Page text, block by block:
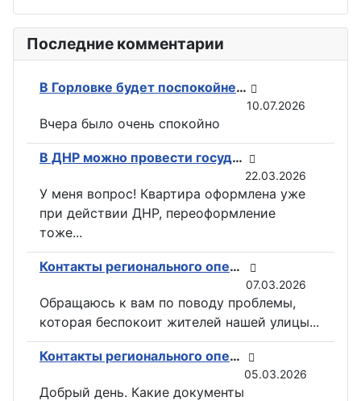
Последние комментарии
В Горловке будет поспокойней: ВС РФ возвели флаги на всех ключевых точках при освобождении Константиновки
10.07.2026
Вчера было очень спокойно
В ДНР можно провести государственную регистрацию прав на недвижимость в электронном виде
22.03.2026
У меня вопрос! Квартира оформлена уже
при действии ДНР, переоформление
тоже...
Контакты регионального оператора по вывозу ТКО ГУП «ДОНСНАБКОМПЛЕКТ» в Горловке
07.03.2026
Обращаюсь к вам по поводу проблемы,
которая беспокоит жителей нашей улицы...
Контакты регионального оператора по вывозу ТКО ГУП «ДОНСНАБКОМПЛЕКТ» в Горловке
05.03.2026
Добрый день. Какие документы